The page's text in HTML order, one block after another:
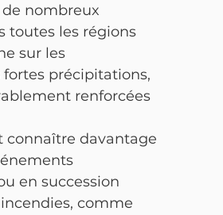
nombreux
toutes les régions
sur les
précipitations,
renforcées
connaître davantage
en succession
comme